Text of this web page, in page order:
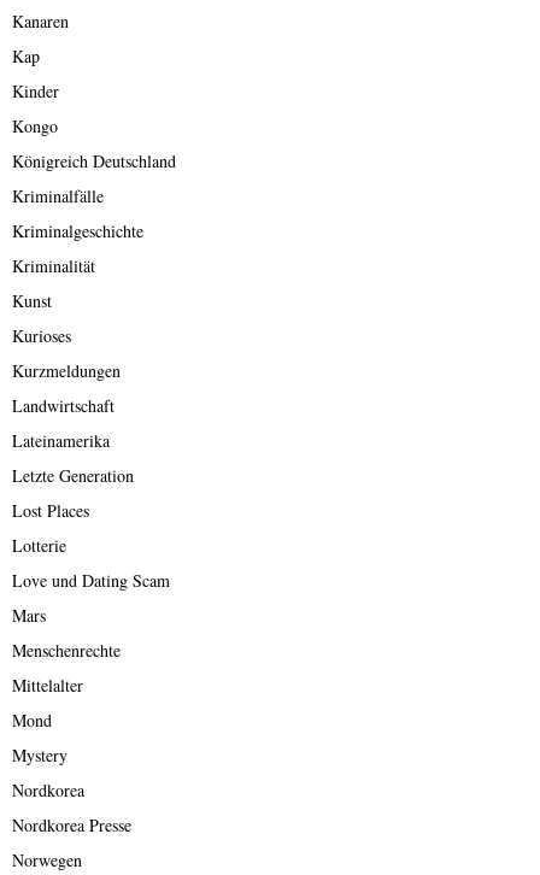
Kanaren
Kap
Kinder
Kongo
Königreich Deutschland
Kriminalfälle
Kriminalgeschichte
Kriminalität
Kunst
Kurioses
Kurzmeldungen
Landwirtschaft
Lateinamerika
Letzte Generation
Lost Places
Lotterie
Love und Dating Scam
Mars
Menschenrechte
Mittelalter
Mond
Mystery
Nordkorea
Nordkorea Presse
Norwegen